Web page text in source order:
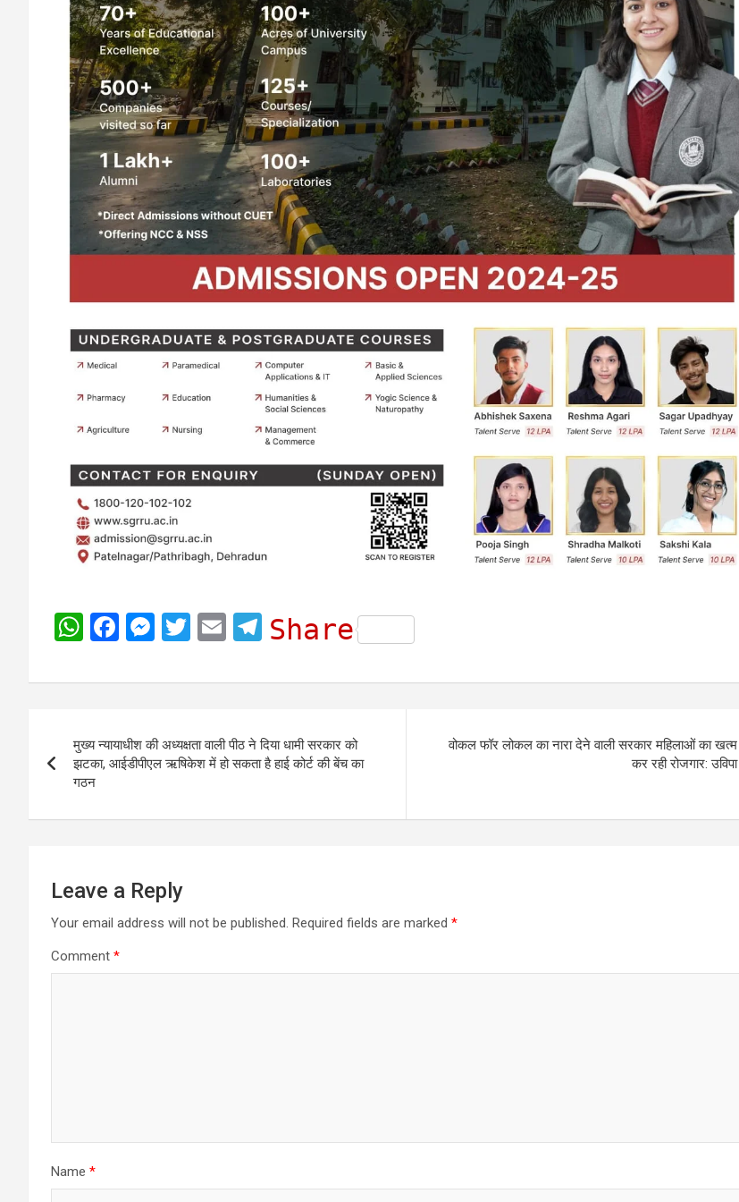
W
a
s
A
p
p
F
c
b
o
k
M
s
e
n
e
T
i
t
e
E
a
l
T
l
g
r
m
Share
navigation
मुख्य न्यायाधीश की अध्यक्षता वाली पीठ ने दिया धामी सरकार को
झटका, आईडीपीएल ऋषिकेश में हो सकता है हाई कोर्ट की बेंच का
गठन
वोकल फॉर लोकल का नारा देने वाली सरकार महिलाओं का खत्म
कर रही रोजगार: उविपा
Leave a Reply
Your email address will not be published. Required fields are marked *
Comment *
Name *